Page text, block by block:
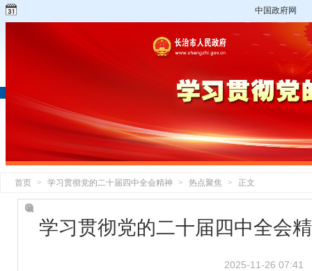
中国政府网
首页 > 学习贯彻党的二十届四中全会精神 > 热点聚焦 > 正文
学习贯彻党的二十届四中全会
2025-11-26 07:41